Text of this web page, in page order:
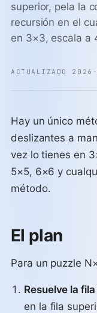
superior, pela la
recursión en el
en 3×3, escala a
ACTUALIZADO
Hay un único
deslizantes a
vez lo tienes en
5×5, 6×6 y
método.
El plan
Para un puzzle
Resuelve la fila
en la fila